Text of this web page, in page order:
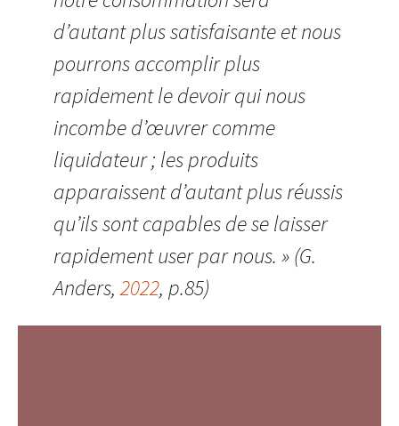
d’autant plus satisfaisante et nous
pourrons accomplir plus
rapidement le devoir qui nous
incombe d’œuvrer comme
liquidateur ; les produits
apparaissent d’autant plus réussis
qu’ils sont capables de se laisser
rapidement user par nous. » (G.
Anders,2022, p.85)